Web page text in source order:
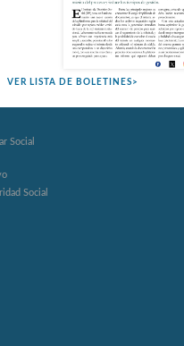
VER LISTA DE BOLETINES>
Social
Social